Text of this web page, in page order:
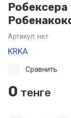
Робексера
Артикул: нет
KRKA
0 тенге
Сравнить